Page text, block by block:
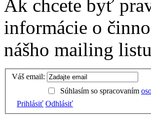
Ak chcete byť
informácie o
nášho mailing
Váš email:
Súhlasím so spracovaním
Prihlásiť Odhlásiť